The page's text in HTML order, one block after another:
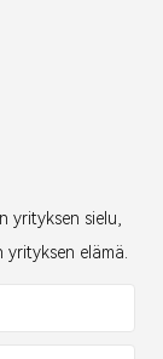
yrityksen sielu,
elämä.